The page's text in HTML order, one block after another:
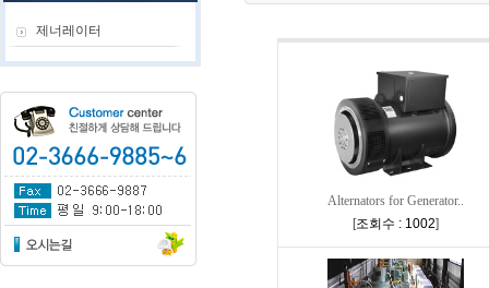
제너레이터
Alternators for Generator..
[조회수 : 1002]